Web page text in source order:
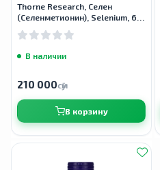
Thorne Research, Cелен
(Селенметионин), Selenium, 60
капсул
В наличии
210 000сӯм
В корзину